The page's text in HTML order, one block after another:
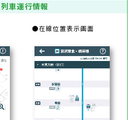
列車運行情報
●在線位置表示画面